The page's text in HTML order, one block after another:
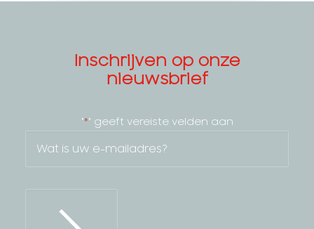
Inschrijven op onze
nieuwsbrief
"*" geeft vereiste velden aan